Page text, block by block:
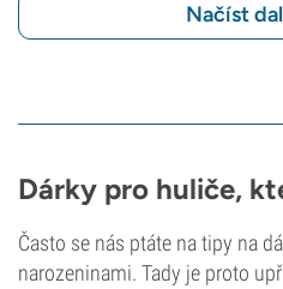
Načíst
Dárky pro huliče,
Často se nás ptáte na tipy na
narozeninami. Tady je proto